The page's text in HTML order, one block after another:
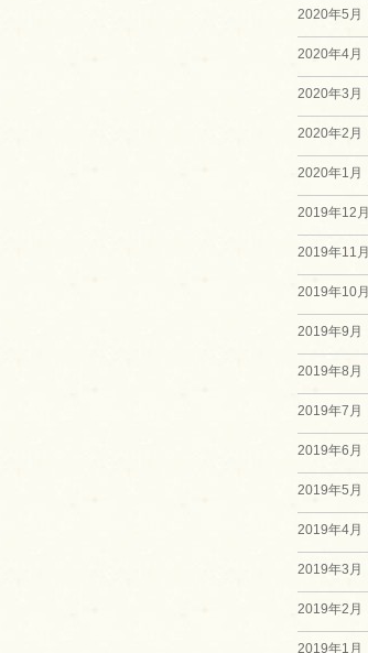
2020年5月
2020年4月
2020年3月
2020年2月
2020年1月
2019年12月
2019年11月
2019年10月
2019年9月
2019年8月
2019年7月
2019年6月
2019年5月
2019年4月
2019年3月
2019年2月
2019年1月